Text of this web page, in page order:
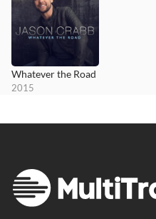
Whatever the Road
2015